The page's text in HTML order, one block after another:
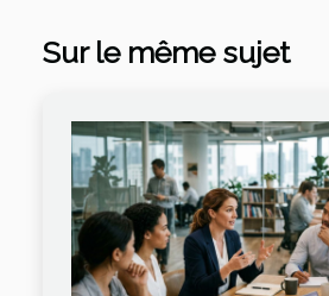
Sur le même sujet